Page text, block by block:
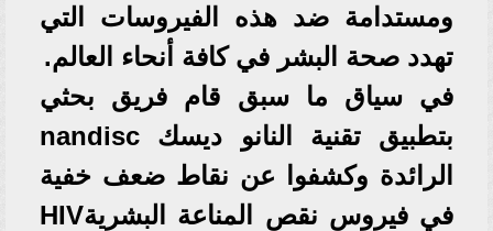
ومستدامة ضد هذه الفيروسات التي
تهدد صحة البشر في كافة أنحاء العالم.
في سياق ما سبق قام فريق بحثي
بتطبيق تقنية النانو ديسك nandisc
الرائدة وكشفوا عن نقاط ضعف خفية
في فيروس نقص المناعة البشريةHIV